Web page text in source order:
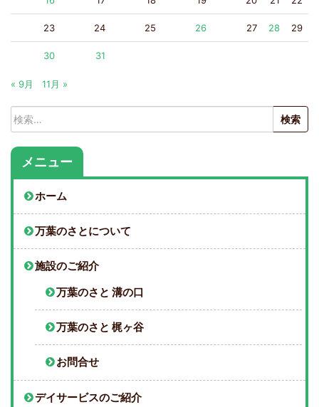
23 24 25 26 27 28 29
30 31
« 9月 11月 »
検
索:
メニュー
ホーム
万葉のさとについて
施設のご紹介
万葉のさと 溝の口
万葉のさと 梶ヶ谷
お問合せ
デイサービスのご紹介